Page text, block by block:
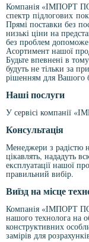
Компанія «ІМПОРТ
спектр підлогових
Прямі поставки без
низькі ціни на
без проблем допоможе
Асортимент нашої
Будьте впевнені в
будуть не тільки за
рішенням для Вашого
Наші послуги
У сервісі компанії
Консультація
Менеджери з радістю
цікавлять, нададуть
експлуатації нашої
правильний вибір.
Виїзд на місце
Компанія «ІМПОРТ
нашого технолога на
конструктивних
замірів для